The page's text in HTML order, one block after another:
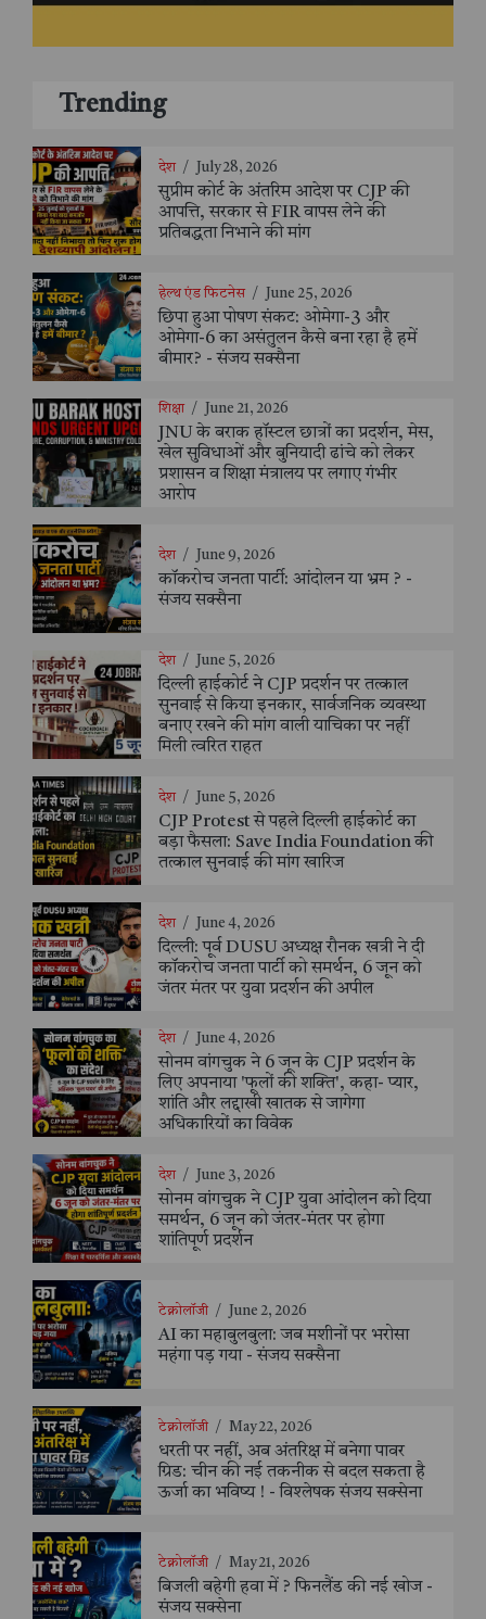
Trending
देश / July 28, 2026
सुप्रीम कोर्ट के अंतरिम आदेश पर CJP की
आपत्ति, सरकार से FIR वापस लेने की
प्रतिबद्धता निभाने की मांग
हेल्थ एंड फिटनेस / June 25, 2026
छिपा हुआ पोषण संकट: ओमेगा-3 और
ओमेगा-6 का असंतुलन कैसे बना रहा है हमें
बीमार? - संजय सक्सैना
शिक्षा / June 21, 2026
JNU के बराक हॉस्टल छात्रों का प्रदर्शन, मेस,
खेल सुविधाओं और बुनियादी ढांचे को लेकर
प्रशासन व शिक्षा मंत्रालय पर लगाए गंभीर
आरोप
देश / June 9, 2026
कॉकरोच जनता पार्टी: आंदोलन या भ्रम ? -
संजय सक्सैना
देश / June 5, 2026
दिल्ली हाईकोर्ट ने CJP प्रदर्शन पर तत्काल
सुनवाई से किया इनकार, सार्वजनिक व्यवस्था
बनाए रखने की मांग वाली याचिका पर नहीं
मिली त्वरित राहत
देश / June 5, 2026
CJP Protest से पहले दिल्ली हाईकोर्ट का
बड़ा फैसला: Save India Foundation की
तत्काल सुनवाई की मांग खारिज
देश / June 4, 2026
दिल्ली: पूर्व DUSU अध्यक्ष रौनक खत्री ने दी
कॉकरोच जनता पार्टी को समर्थन, 6 जून को
जंतर मंतर पर युवा प्रदर्शन की अपील
देश / June 4, 2026
सोनम वांगचुक ने 6 जून के CJP प्रदर्शन के
लिए अपनाया 'फूलों की शक्ति', कहा- प्यार,
शांति और लद्दाखी खातक से जागेगा
अधिकारियों का विवेक
देश / June 3, 2026
सोनम वांगचुक ने CJP युवा आंदोलन को दिया
समर्थन, 6 जून को जंतर-मंतर पर होगा
शांतिपूर्ण प्रदर्शन
टेक्नोलॉजी / June 2, 2026
AI का महाबुलबुला: जब मशीनों पर भरोसा
महंगा पड़ गया - संजय सक्सैना
टेक्नोलॉजी / May 22, 2026
धरती पर नहीं, अब अंतरिक्ष में बनेगा पावर
ग्रिड: चीन की नई तकनीक से बदल सकता है
ऊर्जा का भविष्य ! - विश्लेषक संजय सक्सेना
टेक्नोलॉजी / May 21, 2026
बिजली बहेगी हवा में ? फिनलैंड की नई खोज -
संजय सक्सेना